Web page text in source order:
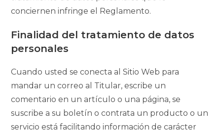
conciernen infringe el Reglamento.
Finalidad del tratamiento de datos
personales
Cuando usted se conecta al Sitio Web para
mandar un correo al Titular, escribe un
comentario en un artículo o una página, se
suscribe a su boletín o contrata un producto o un
servicio está facilitando información de carácter